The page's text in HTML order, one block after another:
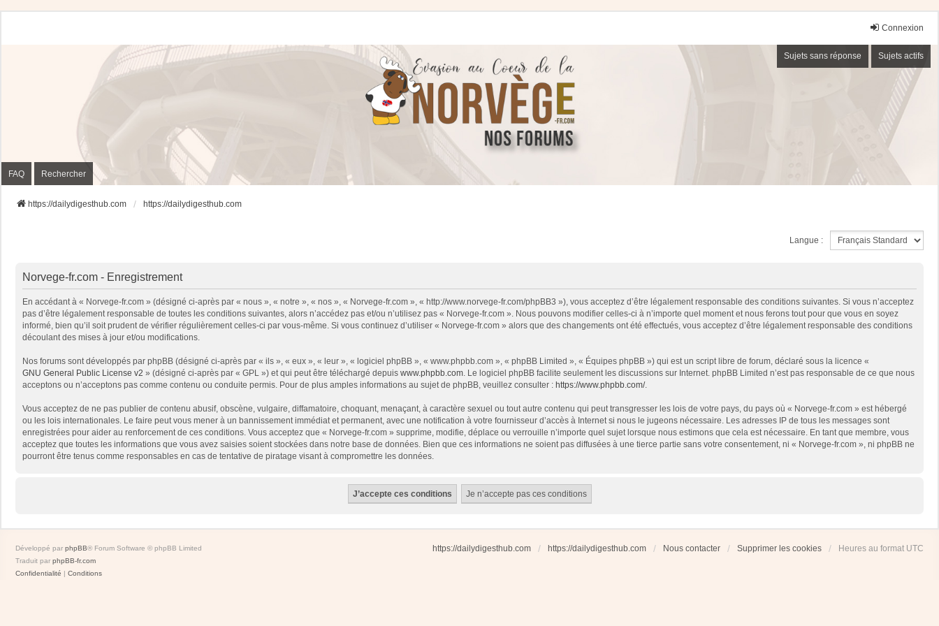
Connexion
Sujets sans réponse Sujets actifs
FAQ Rechercher
https://dailydigesthub.com https://dailydigesthub.com
Langue :
Norvege-fr.com - Enregistrement
En accédant à « Norvege-fr.com » (désigné ci-après par « nous », « notre », « nos », « Norvege-fr.com », « http://www.norvege-fr.com/phpBB3 »), vous acceptez d’être légalement responsable des conditions suivantes. Si vous n’acceptez
pas d’être légalement responsable de toutes les conditions suivantes, alors n’accédez pas et/ou n’utilisez pas « Norvege-fr.com ». Nous pouvons modifier celles-ci à n’importe quel moment et nous ferons tout pour que vous en soyez
informé, bien qu’il soit prudent de vérifier régulièrement celles-ci par vous-même. Si vous continuez d’utiliser « Norvege-fr.com » alors que des changements ont été effectués, vous acceptez d’être légalement responsable des conditions
découlant des mises à jour et/ou modifications.
Nos forums sont développés par phpBB (désigné ci-après par « ils », « eux », « leur », « logiciel phpBB », « www.phpbb.com », « phpBB Limited », « Équipes phpBB ») qui est un script libre de forum, déclaré sous la licence «
GNU General Public License v2 » (désigné ci-après par « GPL ») et qui peut être téléchargé depuis www.phpbb.com. Le logiciel phpBB facilite seulement les discussions sur Internet. phpBB Limited n’est pas responsable de ce que nous
acceptons ou n’acceptons pas comme contenu ou conduite permis. Pour de plus amples informations au sujet de phpBB, veuillez consulter : https://www.phpbb.com/.
Vous acceptez de ne pas publier de contenu abusif, obscène, vulgaire, diffamatoire, choquant, menaçant, à caractère sexuel ou tout autre contenu qui peut transgresser les lois de votre pays, du pays où « Norvege-fr.com » est hébergé
ou les lois internationales. Le faire peut vous mener à un bannissement immédiat et permanent, avec une notification à votre fournisseur d’accès à Internet si nous le jugeons nécessaire. Les adresses IP de tous les messages sont
enregistrées pour aider au renforcement de ces conditions. Vous acceptez que « Norvege-fr.com » supprime, modifie, déplace ou verrouille n’importe quel sujet lorsque nous estimons que cela est nécessaire. En tant que membre, vous
acceptez que toutes les informations que vous avez saisies soient stockées dans notre base de données. Bien que ces informations ne soient pas diffusées à une tierce partie sans votre consentement, ni « Norvege-fr.com », ni phpBB ne
pourront être tenus comme responsables en cas de tentative de piratage visant à compromettre les données.
https://dailydigesthub.com https://dailydigesthub.com Nous contacter Supprimer les cookies Heures au format UTC
Développé par phpBB® Forum Software © phpBB Limited
Traduit par phpBB-fr.com
Confidentialité | Conditions